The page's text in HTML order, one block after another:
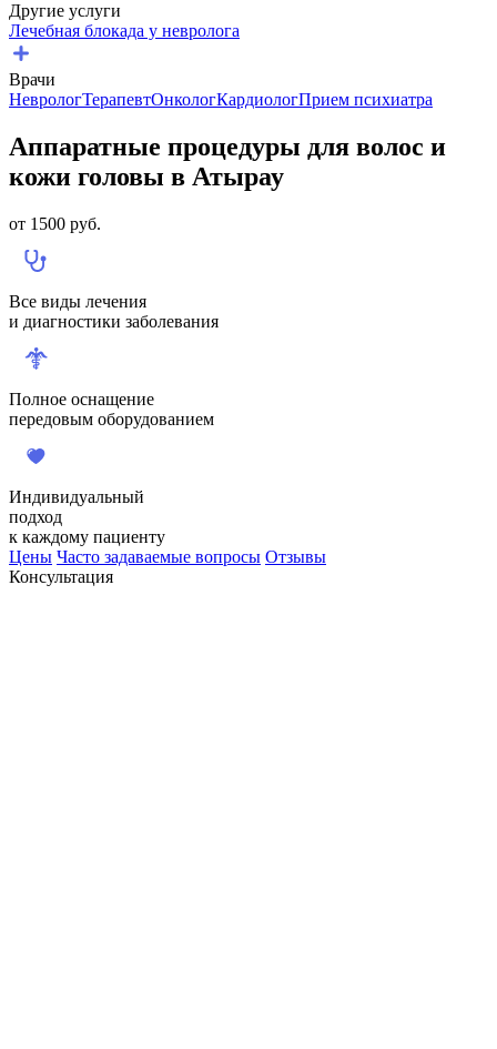
Другие услуги
Лечебная блокада у невролога
Врачи
НеврологТерапевтОнкологКардиологПрием психиатра
Аппаратные процедуры для волос и
кожи головы в Атырау
от 1500 руб.
Все виды лечения
и диагностики заболевания
Полное оснащение
передовым оборудованием
Индивидуальный
подход
к каждому пациенту
Цены Часто задаваемые вопросы Отзывы
Консультация